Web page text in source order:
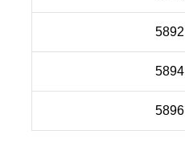
5892
5894
5896